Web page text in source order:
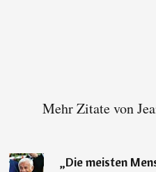
Mehr Zitate von
„Die meisten